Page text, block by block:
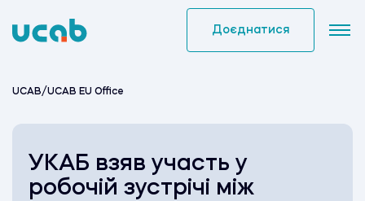
to
Доєднатися
UCAB/UCAB EU Office
УКАБ взяв участь у
робочій зустрічі між